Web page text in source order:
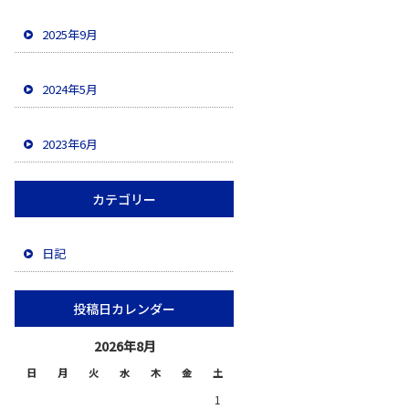
2025年9月
2024年5月
2023年6月
カテゴリー
日記
投稿日カレンダー
2026年8月
日 月 火 水 木 金 土
1